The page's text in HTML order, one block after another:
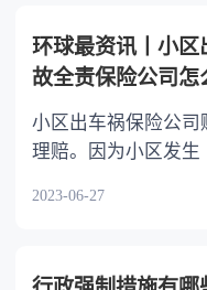
环球最资讯丨小区
故全责保险公司怎
小区出车祸保险公司
理赔。因为小区发生
2023-06-27